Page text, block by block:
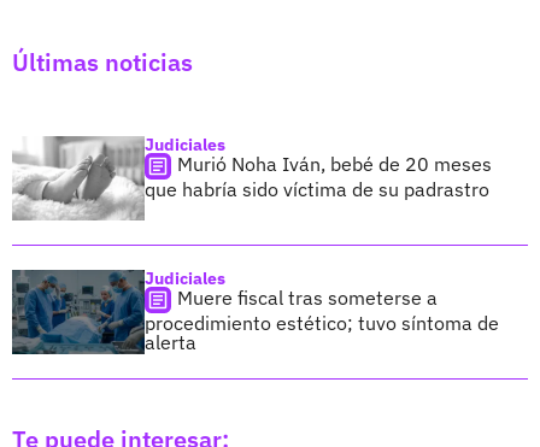
Últimas noticias
Judiciales
Murió Noha Iván, bebé de 20 meses
que habría sido víctima de su padrastro
Judiciales
Muere fiscal tras someterse a
procedimiento estético; tuvo síntoma de
alerta
Te puede interesar: